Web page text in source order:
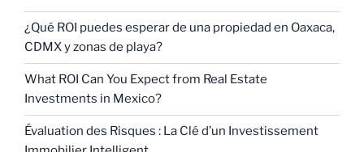
¿Qué ROI puedes esperar de una propiedad en Oaxaca,
CDMX y zonas de playa?
What ROI Can You Expect from Real Estate
Investments in Mexico?
Évaluation des Risques : La Clé d’un Investissement